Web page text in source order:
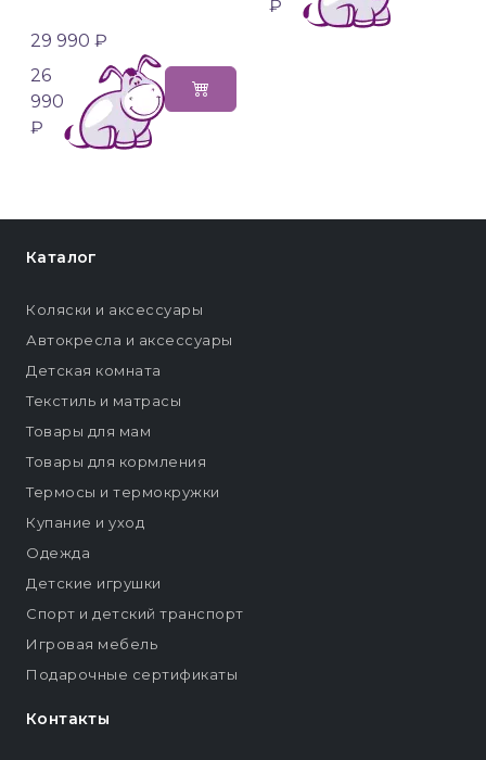
29 990 ₽
26
990
₽
₽
Контакты
Каталог
Коляски и аксессуары
Автокресла и аксессуары
Детская комната
Текстиль и матрасы
Товары для мам
Товары для кормления
Термосы и термокружки
Купание и уход
Одежда
Детские игрушки
Спорт и детский транспорт
Игровая мебель
Подарочные сертификаты